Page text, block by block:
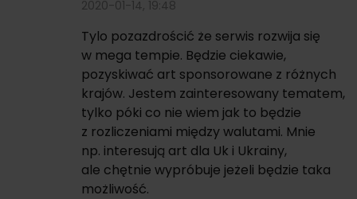
2020-01-14, 19:48
Tylo pozazdrościć że serwis rozwija się
w mega tempie. Będzie ciekawie,
pozyskiwać art sponsorowane z różnych
krajów. Jestem zainteresowany tematem,
tylko póki co nie wiem jak to będzie
z rozliczeniami między walutami. Mnie
np. interesują art dla Uk i Ukrainy,
ale chętnie wypróbuje jeżeli będzie taka
możliwość.